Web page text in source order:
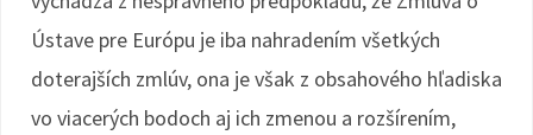
Ústave pre Európu je iba nahradením všetkých
doterajších zmlúv, ona je však z obsahového hľadiska
vo viacerých bodoch aj ich zmenou a rozšírením,